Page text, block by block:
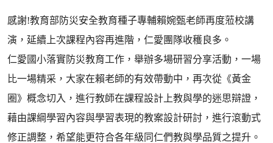
感謝!教育部防災安全教育種子專輔賴婉甄老師再度蒞校講
演，延續上次課程內容再進階，仁愛團隊收穫良多。
仁愛國小落實防災教育工作，舉辦多場研習分享活動，一場
比一場精采，大家在賴老師的有效帶動中，再次從《黃金
圈》概念切入，進行教師在課程設計上教與學的迷思辯證，
藉由課綱學習內容與學習表現的教案設計研討，進行滾動式
修正調整，希望能更符合各年級同仁們教與學品質之提升。